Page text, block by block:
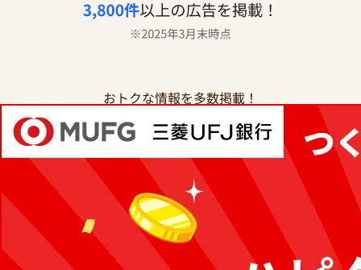
おトクな情報を多数掲載！